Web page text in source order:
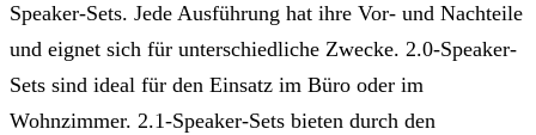
Speaker-Sets. Jede Ausführung hat ihre Vor- und Nachteile
und eignet sich für unterschiedliche Zwecke. 2.0-Speaker-
Sets sind ideal für den Einsatz im Büro oder im
Wohnzimmer. 2.1-Speaker-Sets bieten durch den